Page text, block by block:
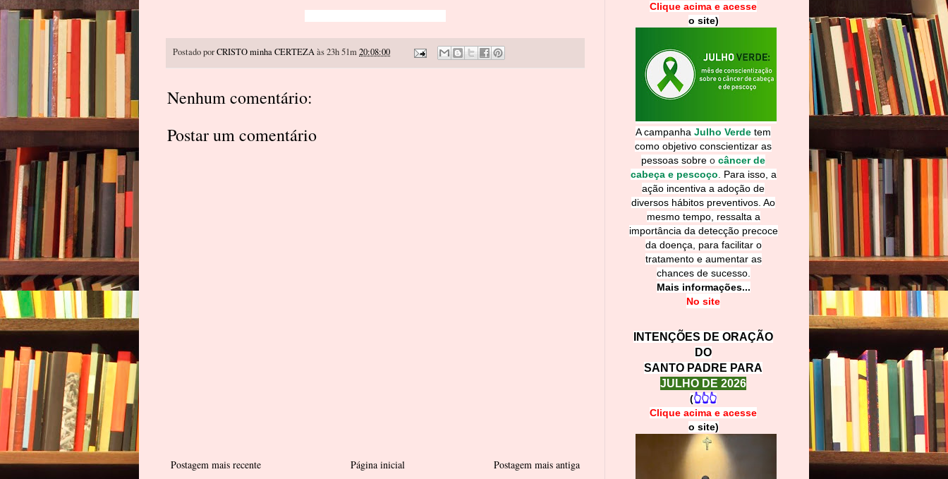
Postado porCRISTO minha CERTEZAàs 23h 51m20:08:00
Nenhum comentário:
Postar um comentário
Postagem mais recente Postagem mais antiga
Página inicial
Clique acima e acesse
o site)
A campanha Julho Verde tem
como objetivo conscientizar as
pessoas sobre o câncer de
cabeça e pescoço
Para isso, a
ação incentiva a adoção de
diversos hábitos preventivos. Ao
mesmo tempo, ressalta a
importância da detecção precoce
da doença, para facilitar o
tratamento e aumentar as
chances de sucesso.
Mais informações...
No site
INTENÇÕES DE ORAÇÃO
DO
SANTO PADRE PARA
JULHO DE 2026
(👆👆👆
Clique acima e acesse
o site)